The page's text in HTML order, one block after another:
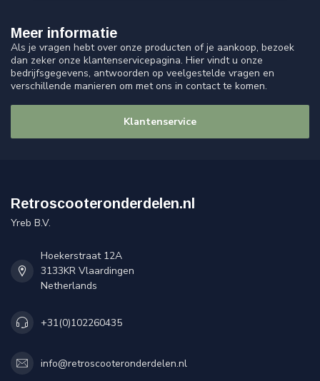
Meer informatie
Als je vragen hebt over onze producten of je aankoop, bezoek
dan zeker onze klantenservicepagina. Hier vindt u onze
bedrijfsgegevens, antwoorden op veelgestelde vragen en
verschillende manieren om met ons in contact te komen.
Klantenservice
Retroscooteronderdelen.nl
Yreb B.V.
Hoekerstraat 12A
3133KR Vlaardingen
Netherlands
+31(0)102260435
info@retroscooteronderdelen.nl